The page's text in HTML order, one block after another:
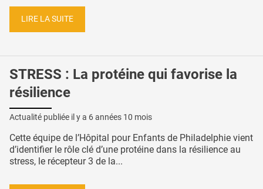
LIRE LA SUITE
STRESS : La protéine qui favorise la
résilience
Actualité publiée il y a 6 années 10 mois
Cette équipe de l’Hôpital pour Enfants de Philadelphie vient
d’identifier le rôle clé d’une protéine dans la résilience au
stress, le récepteur 3 de la...